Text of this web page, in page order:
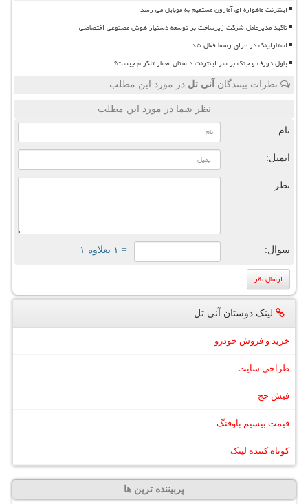
اینترنت ماهواره ای آمازون مستقیم به موبایل می رسد
تاکید مدیرعامل شرکت زیرساخت بر توسعه دستیار هوش مصنوعی اختصاصی
استارلینک در عراق رسما فعال شد
پاول دورف و جنگ بر سر اینترنت داستان معمار تلگرام چیست؟
نظرات بینندگان آنی تل در مورد این مطلب
نظر شما در مورد این مطلب
نام:
ایمیل:
نظر:
سوال: = ۱ بعلاوه ۱
لینک دوستان آنی تل
خرید و فروش خودرو
طراحی سایت
فیش حج
قیمت بیسیم باوفنگ
کوتاه کننده لینک
پربیننده ترین ها